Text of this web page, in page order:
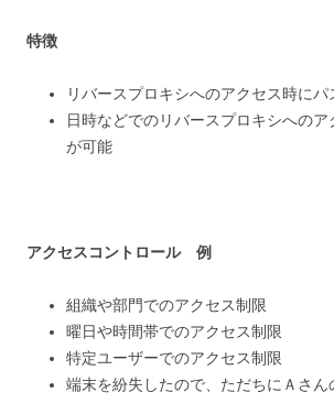
特徴
リバースプロキシへのアクセス時に
日時などでのリバースプロキシへの
が可能
アクセスコントロール 例
組織や部門でのアクセス制限
曜日や時間帯でのアクセス制限
特定ユーザーでのアクセス制限
端末を紛失したので、ただちにＡさん